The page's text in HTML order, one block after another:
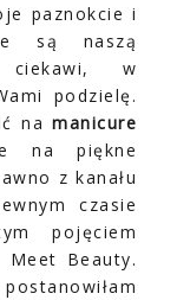
paznokcie i
są naszą
ciekawi, w
podzielę.
namanicure
na piękne
z kanału
czasie
pojęciem
Beauty.